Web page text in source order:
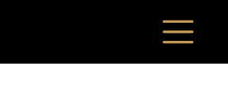
Geen onderdeel